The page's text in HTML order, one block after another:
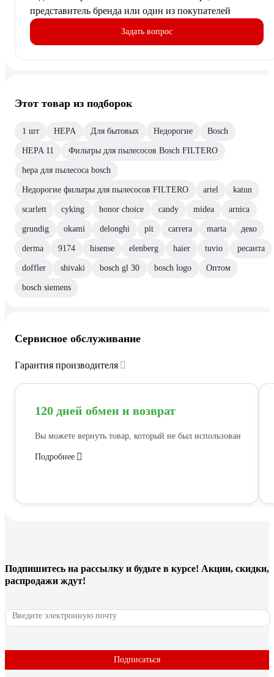
представитель бренда или один из покупателей
Задать вопрос
Этот товар из подборок
1 шт HEPA Для бытовых Недорогие Bosch
HEPA 11 Фильтры для пылесосов Bosch FILTERO
hepa для пылесоса bosch
Недорогие фильтры для пылесосов FILTERO artel katun
scarlett cyking honor choice candy midea arnica
grundig okami delonghi pit carrera marta деко
derma 9174 hisense elenberg haier tuvio ресанта
doffler shivaki bosch gl 30 bosch logo Оптом
bosch siemens
Сервисное обслуживание
Гарантия производителя
120 дней обмен и возврат
Вы можете вернуть товар, который не был использован
Подробнее
Подпишитесь на рассылку и будьте в курсе! Акции, скидки,
распродажи ждут!
Подписаться